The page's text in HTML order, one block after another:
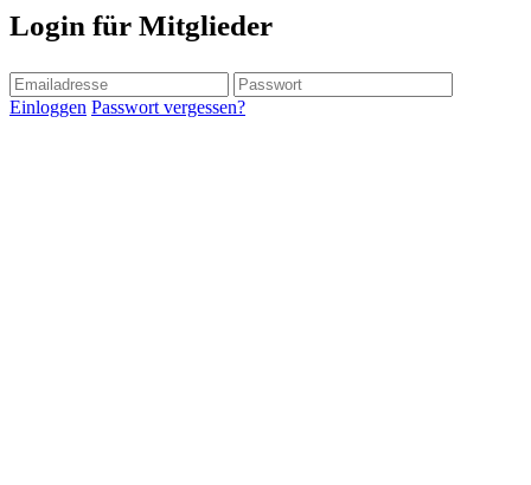
Login für Mitglieder
Einloggen Passwort vergessen?